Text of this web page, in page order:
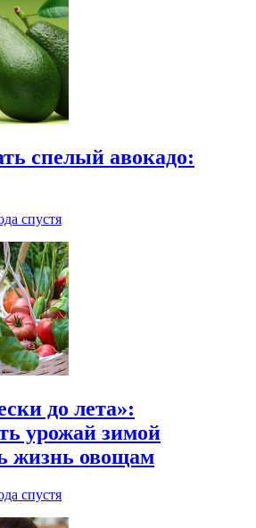
спелый авокадо:
спустя
до лета»:
урожай зимой
жизнь овощам
спустя